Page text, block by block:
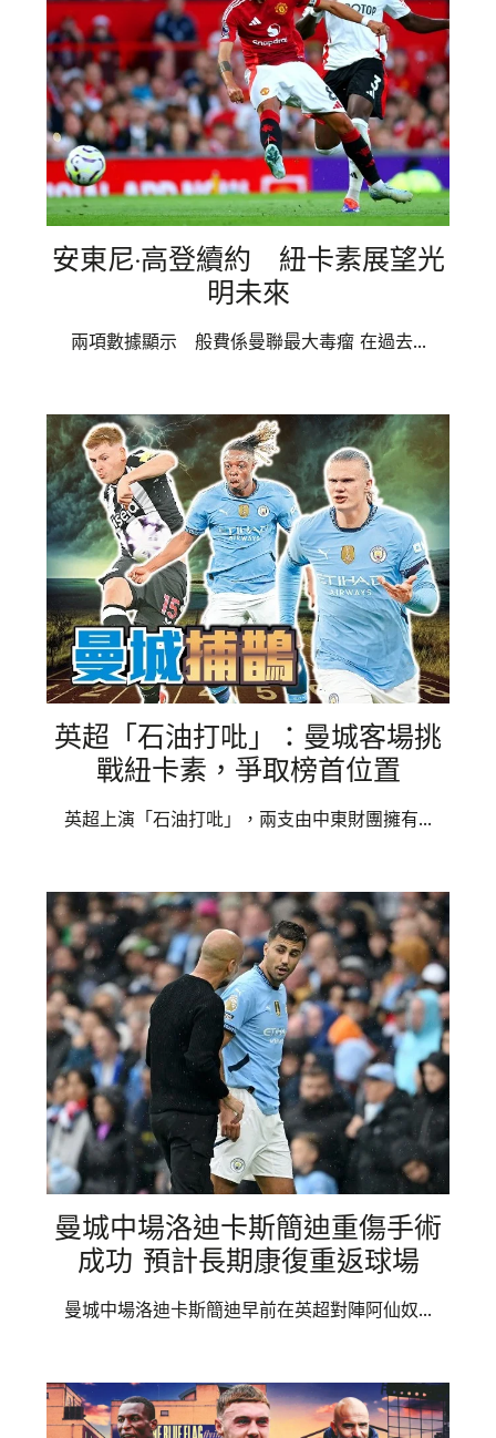
安東尼·高登續約 紐卡素展望光
明未來
兩項數據顯示 般費係曼聯最大毒瘤 在過去...
英超「石油打吡」：曼城客場挑
戰紐卡素，爭取榜首位置
英超上演「石油打吡」，兩支由中東財團擁有...
曼城中場洛迪卡斯簡迪重傷手術
成功 預計長期康復重返球場
曼城中場洛迪卡斯簡迪早前在英超對陣阿仙奴...